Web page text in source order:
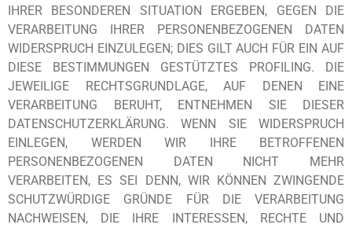
IHRER BESONDEREN SITUATION ERGEBEN, GEGEN DIE
VERARBEITUNG IHRER PERSONENBEZOGENEN DATEN
WIDERSPRUCH EINZULEGEN; DIES GILT AUCH FÜR EIN AUF
DIESE BESTIMMUNGEN GESTÜTZTES PROFILING. DIE
JEWEILIGE RECHTSGRUNDLAGE, AUF DENEN EINE
VERARBEITUNG BERUHT, ENTNEHMEN SIE DIESER
DATENSCHUTZERKLÄRUNG. WENN SIE WIDERSPRUCH
EINLEGEN, WERDEN WIR IHRE BETROFFENEN
PERSONENBEZOGENEN DATEN NICHT MEHR
VERARBEITEN, ES SEI DENN, WIR KÖNNEN ZWINGENDE
SCHUTZWÜRDIGE GRÜNDE FÜR DIE VERARBEITUNG
NACHWEISEN, DIE IHRE INTERESSEN, RECHTE UND